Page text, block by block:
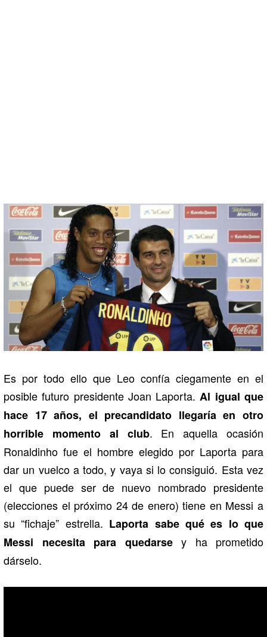
Es por todo ello que Leo confía ciegamente en el
posible futuro presidente Joan Laporta. Al igual que
hace 17 años, el precandidato llegaría en otro
horrible momento al club. En aquella ocasión
Ronaldinho fue el hombre elegido por Laporta para
dar un vuelco a todo, y vaya si lo consiguió. Esta vez
el que puede ser de nuevo nombrado presidente
(elecciones el próximo 24 de enero) tiene en Messi a
su “fichaje” estrella. Laporta sabe qué es lo que
Messi necesita para quedarsey ha prometido
dárselo.